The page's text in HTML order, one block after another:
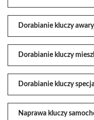
Dorabianie kluczy
Dorabianie kluczy
Dorabianie kluczy
Naprawa kluczy